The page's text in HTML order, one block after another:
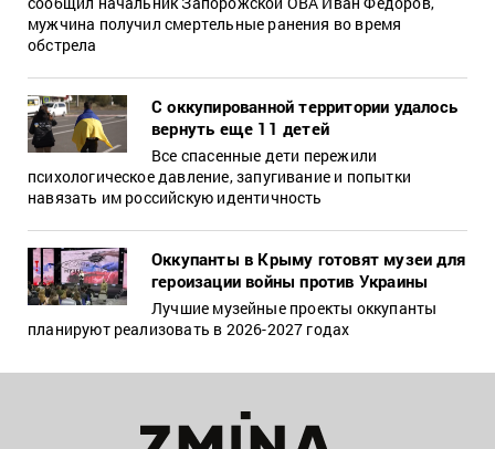
мужчина получил смертельные ранения во время
обстрела
С оккупированной территории удалось
вернуть еще 11 детей
Все спасенные дети пережили
психологическое давление, запугивание и попытки
навязать им российскую идентичность
Оккупанты в Крыму готовят музеи для
героизации войны против Украины
Лучшие музейные проекты оккупанты
планируют реализовать в 2026-2027 годах